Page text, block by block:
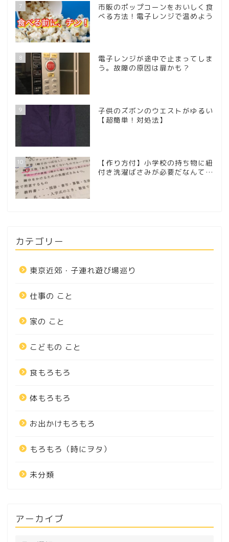
7
市販のポップコーンをおいしく食
べる方法！電子レンジで温めよう
8
電子レンジが途中で止まってしま
う。故障の原因は扉かも？
9
子供のズボンのウエストがゆるい
【超簡単！対処法】
10
【作り方付】小学校の持ち物に紐
付き洗濯ばさみが必要だなんて…
カテゴリー
東京近郊・子連れ遊び場巡り
仕事の こと
家の こと
こどもの こと
食もろもろ
体もろもろ
お出かけもろもろ
もろもろ（時にヲタ）
未分類
アーカイブ